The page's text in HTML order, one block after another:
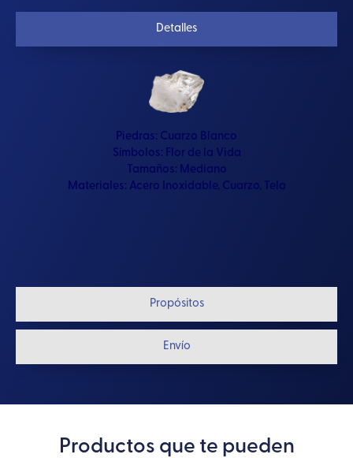
Detalles
Propósitos
Envío
Piedras: Cuarzo Blanco
Símbolos: Flor de la Vida
Tamaños: Mediano
Materiales: Acero Inoxidable, Cuarzo, Tela
Productos que te pueden